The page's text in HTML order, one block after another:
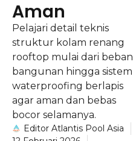
Aman
Pelajari detail teknis
struktur kolam renang
rooftop mulai dari beban
bangunan hingga sistem
waterproofing berlapis
agar aman dan bebas
bocor selamanya.
Editor Atlantis Pool Asia